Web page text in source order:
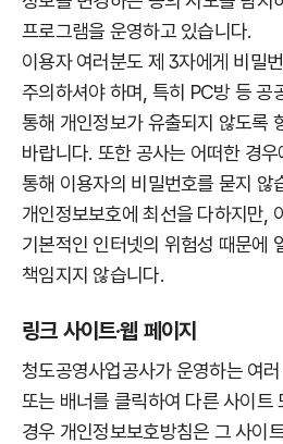
프로그램을 운영하고 있습니다.
이용자 여러분도 제 3자에게 비밀
주의하셔야 하며, 특히 PC방 등 공
통해 개인정보가 유출되지 않도록
바랍니다. 또한 공사는 어떠한 경
통해 이용자의 비밀번호를 묻지 않
개인정보보호에 최선을 다하지만,
기본적인 인터넷의 위험성 때문에
책임지지 않습니다.
링크 사이트·웹 페이지
청도공영사업공사가 운영하는 여
또는 배너를 클릭하여 다른 사이트
경우 개인정보보호방침은 그 사이